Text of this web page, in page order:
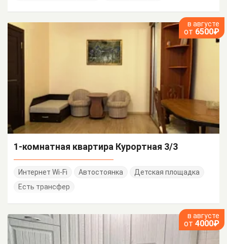
в августе
от 6500₽
1-комнатная квартира Курортная 3/3
Интернет Wi-Fi Автостоянка
Детская площадка
Есть трансфер
в августе
от 4000₽